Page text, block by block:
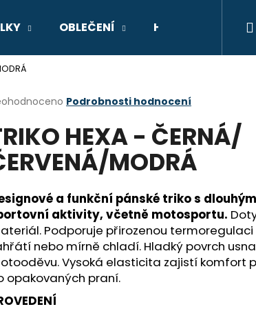
OBLEČENÍ HELMY
Podrobnosti hodnocení
HEXA - ČERNÁ/
MODRÁ
a funkční pánské triko s
aktivity, včetně motosportu.
Podporuje přirozenou
nebo mírně chladí. Hladký povrch
Vysoká elasticita zajistí komfort
opakovaných praní.
HLEDAT
V-STROM 800DE